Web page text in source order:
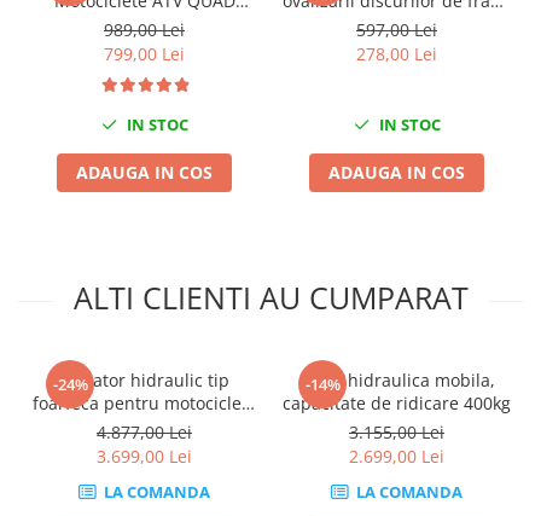
Universale
Volkswagen
Volvo
Accesorii Pneumatice
Compresoare
Filtre Pneumatice
Furtune Aer Comprimat
Masini de gaurit si taiat
680kg
989,00 Lei
799,00 Lei
IN STOC
ADAUGA IN COS
cu ceas comparator
597,00 Lei
278,00 Lei
IN STOC
ADAUGA IN COS
ALTI CLIENTI AU CUMPARAT
-24%
Elevator hidraulic tip
foarfeca pentru motociclete
450kg
4.877,00 Lei
3.699,00 Lei
LA COMANDA
-14%
Masa hidraulica mobila,
capacitate de ridicare 400kg
3.155,00 Lei
2.699,00 Lei
LA COMANDA